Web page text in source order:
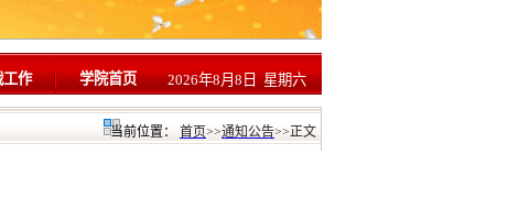
作 学院首页 2026年8月8日 星期六
当前位置： 首页>>通知公告>>正文